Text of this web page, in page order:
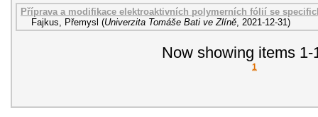
Příprava a modifikace elektroaktivních polymerních fólií se
Fajkus, Přemysl (Univerzita Tomáše Bati ve Zlíně 2021-12-31)
Now showing items 1-
1